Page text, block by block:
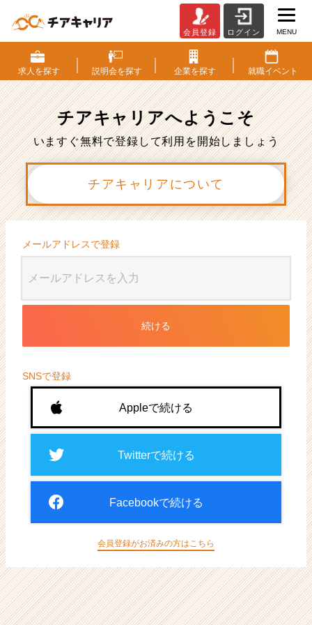
員
登
録
ベ
ン
チ
ャ
成
企
か
ら
ス
カ
ウ
届
活
サ
ト
ア
キ
リ
ア
会員登録 ログイン MENU
求人を探す 説明会を探す 企業を探す 就職イベント
チアキャリアへようこそ
いますぐ無料で登録して利用を開始しましょう
チアキャリアについて
メールアドレスで登録
続ける
SNSで登録
Appleで続ける
Twitterで続ける
Facebookで続ける
会員登録がお済みの方はこちら